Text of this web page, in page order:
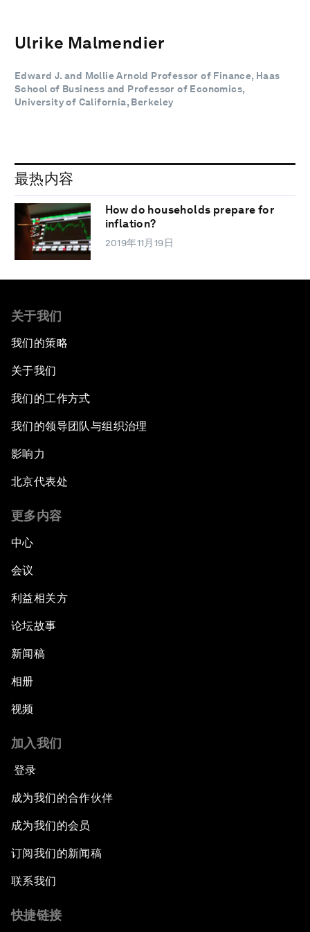
Ulrike Malmendier
Edward J. and Mollie Arnold Professor of Finance, Haas
School of Business and Professor of Economics,
University of California, Berkeley
最热内容
How do households prepare for
inflation?
2019年11月19日
关于我们
我们的策略
关于我们
我们的工作方式
我们的领导团队与组织治理
影响力
北京代表处
更多内容
中心
会议
利益相关方
论坛故事
新闻稿
相册
视频
加入我们
登录
成为我们的合作伙伴
成为我们的会员
订阅我们的新闻稿
联系我们
快捷链接